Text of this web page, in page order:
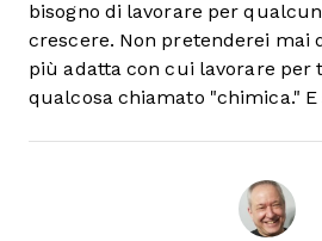
bisogno di lavorare per
crescere. Non pretenderei mai
più adatta con cui lavorare per
qualcosa chiamato "chimica." E